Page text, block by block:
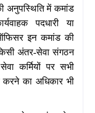
अनुपस्थिति में कमांड
पदधारी या
इन कमांड की
अंतर-सेवा संगठन
कर्मियों पर सभी
करने का अधिकार भी